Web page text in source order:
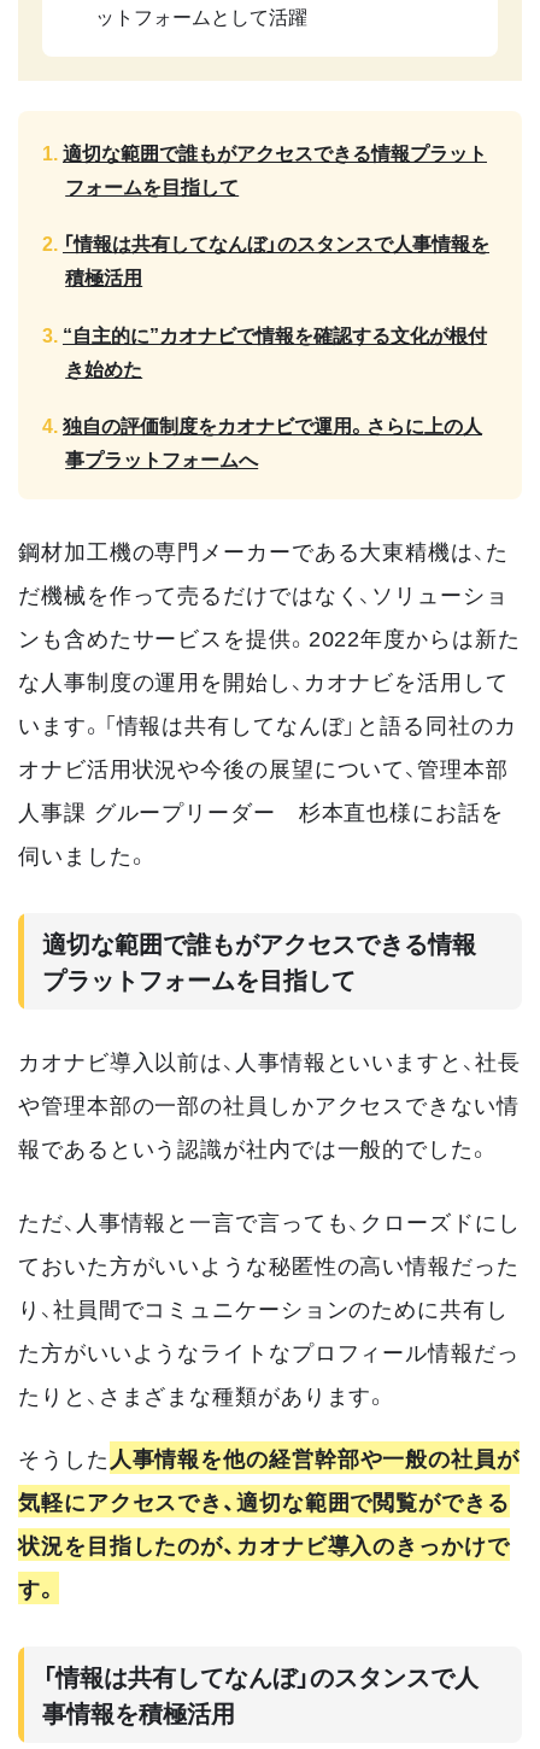
ットフォームとして活躍
適切な範囲で誰もがアクセスできる情報プラット
フォームを目指して
「情報は共有してなんぼ」のスタンスで人事情報を
積極活用
“自主的に”カオナビで情報を確認する文化が根付
き始めた
独自の評価制度をカオナビで運用。さらに上の人
事プラットフォームへ
鋼材加工機の専門メーカーである大東精機は、た
だ機械を作って売るだけではなく、ソリューショ
ンも含めたサービスを提供。2022年度からは新た
な人事制度の運用を開始し、カオナビを活用して
います。「情報は共有してなんぼ」と語る同社のカ
オナビ活用状況や今後の展望について、管理本部
人事課 グループリーダー 杉本直也様にお話を
伺いました。
適切な範囲で誰もがアクセスできる情報
プラットフォームを目指して
カオナビ導入以前は、人事情報といいますと、社長
や管理本部の一部の社員しかアクセスできない情
報であるという認識が社内では一般的でした。
ただ、人事情報と一言で言っても、クローズドにし
ておいた方がいいような秘匿性の高い情報だった
り、社員間でコミュニケーションのために共有し
た方がいいようなライトなプロフィール情報だっ
たりと、さまざまな種類があります。
そうした人事情報を他の経営幹部や一般の社員が
気軽にアクセスでき、適切な範囲で閲覧ができる
状況を目指したのが、カオナビ導入のきっかけで
す。
「情報は共有してなんぼ」のスタンスで人
事情報を積極活用